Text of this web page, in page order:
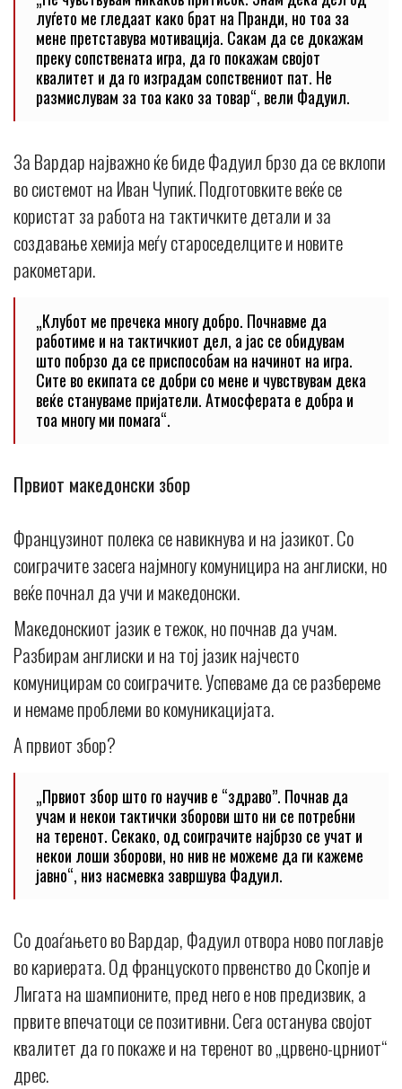
луѓето ме гледаат како брат на Пранди, но тоа за
мене претставува мотивација. Сакам да се докажам
преку сопствената игра, да го покажам својот
квалитет и да го изградам сопствениот пат. Не
размислувам за тоа како за товар“, вели Фадуил.
За Вардар најважно ќе биде Фадуил брзо да се вклопи
во системот на Иван Чупиќ. Подготовките веќе се
користат за работа на тактичките детали и за
создавање хемија меѓу староседелците и новите
ракометари.
„Клубот ме пречека многу добро. Почнавме да
работиме и на тактичкиот дел, а јас се обидувам
што побрзо да се приспособам на начинот на игра.
Сите во екипата се добри со мене и чувствувам дека
веќе стануваме пријатели. Атмосферата е добра и
тоа многу ми помага“.
Првиот македонски збор
Французинот полека се навикнува и на јазикот. Со
соиграчите засега најмногу комуницира на англиски, но
веќе почнал да учи и македонски.
Македонскиот јазик е тежок, но почнав да учам.
Разбирам англиски и на тој јазик најчесто
комуницирам со соиграчите. Успеваме да се разбереме
и немаме проблеми во комуникацијата.
А првиот збор?
„Првиот збор што го научив е “здраво”. Почнав да
учам и некои тактички зборови што ни се потребни
на теренот. Секако, од соиграчите најбрзо се учат и
некои лоши зборови, но нив не можеме да ги кажеме
јавно“, низ насмевка завршува Фадуил.
Со доаѓањето во Вардар, Фадуил отвора ново поглавје
во кариерата. Од француското првенство до Скопје и
Лигата на шампионите, пред него е нов предизвик, а
првите впечатоци се позитивни. Сега останува својот
квалитет да го покаже и на теренот во „црвено-црниот“
дрес.